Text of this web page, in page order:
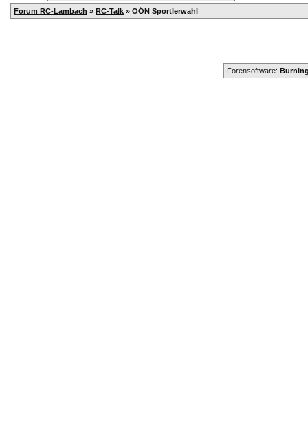
Forum RC-Lambach » RC-Talk » OÖN Sportlerwahl
Forensoftware: